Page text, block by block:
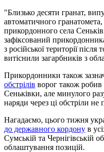
"Близько десяти гранат,
автоматичного гранатомета,
прикордонного села
зафіксований
з російської території
витіснили загарбників з
Прикордонники також
обстрілів ворог також робив
Сеньківки, але минулого
наряди через ці обстріли не
Нагадаємо, цього тижня
до державного кордону в
Сумській та Чернігівській
облаштування позицій.